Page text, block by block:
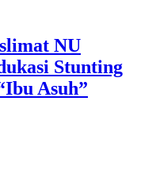
NU
Stunting
Asuh”